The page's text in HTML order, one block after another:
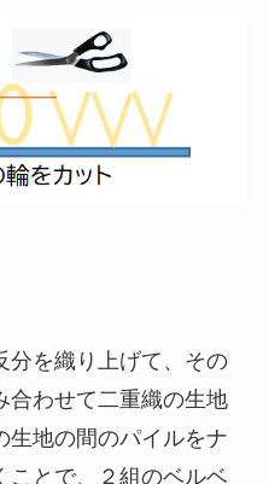
分を織り上げて、その
合わせて二重織の生地
生地の間のパイルをナ
ことで、２組のベルベ